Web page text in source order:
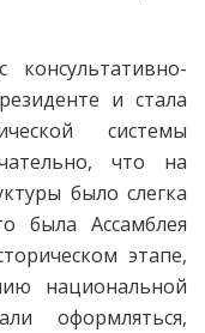
и стала
системы
что на
было слегка
была Ассамблея
этапе,
национальной
оформ­ляться,